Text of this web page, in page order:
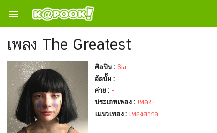

เพลง The Greatest
ศิลปิน : Sia
อัลบั้ม : -
ค่าย : -
ประเภทเพลง : เพลง-
เแนวเพลง : เพลงสากล